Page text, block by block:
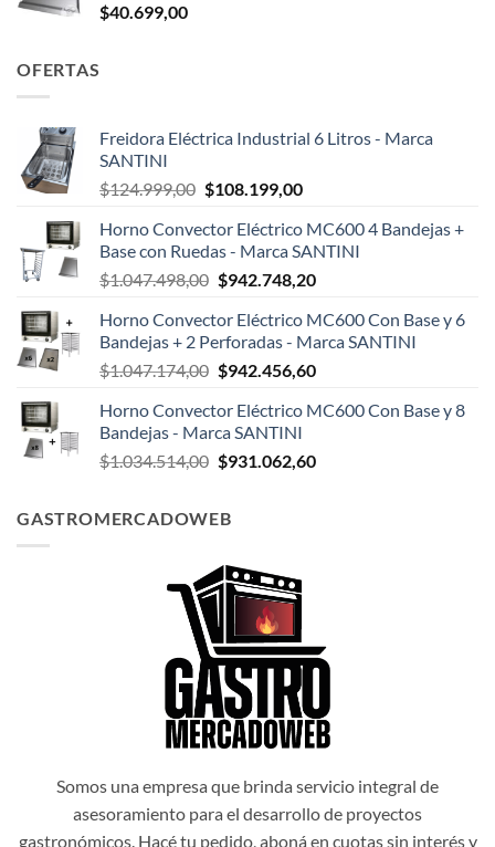
$40.699,00
OFERTAS
Freidora Eléctrica Industrial 6 Litros - Marca
SANTINI
$124.999,00 El
original
era:
$124.999,00.
$108.199,00El
actual
es:
$108.199,00.
Horno Convector Eléctrico MC600 4 Bandejas +
Base con Ruedas - Marca SANTINI
$1.047.498,00 El
original
era:
$1.047.498,00.
$942.748,20El
actual
es:
$942.748,20.
Horno Convector Eléctrico MC600 Con Base y 6
Bandejas + 2 Perforadas - Marca SANTINI
$1.047.174,00 El
original
era:
$1.047.174,00.
$942.456,60El
actual
$942.456,60.
Horno Convector Eléctrico MC600 Con Base y 8
Bandejas - Marca SANTINI
$1.034.514,00 El
era:
$931.062,60El
GASTROMERCADOWEB
Somos una empresa que brinda servicio integral de
asesoramiento para el desarrollo de proyectos
gastronómicos. Hacé tu pedido, aboná en cuotas sin interés y